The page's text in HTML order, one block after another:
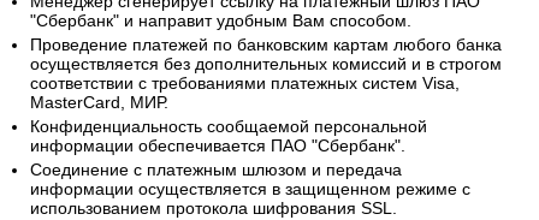
"Сбербанк" и направит удобным Вам способом.
Проведение платежей по банковским картам любого банка
осуществляется без дополнительных комиссий и в строгом
соответствии с требованиями платежных систем Visa,
MasterCard, МИР.
Конфиденциальность сообщаемой персональной
информации обеспечивается ПАО "Сбербанк".
Соединение с платежным шлюзом и передача
информации осуществляется в защищенном режиме с
использованием протокола шифрования SSL.